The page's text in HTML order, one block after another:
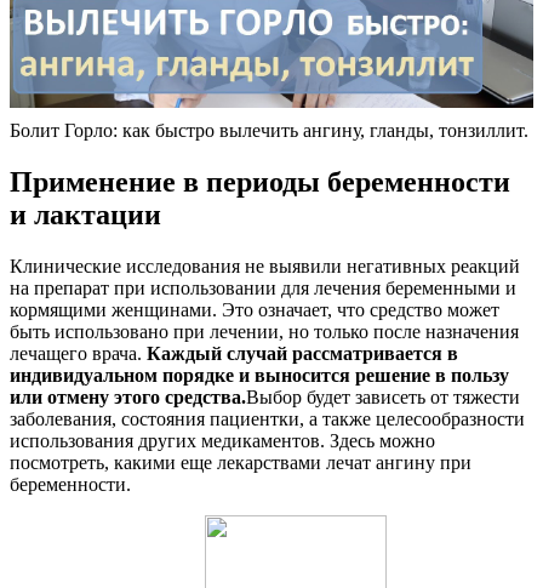
Болит Горло: как быстро вылечить ангину, гланды, тонзиллит.
Применение в периоды беременности
и лактации
Клинические исследования не выявили негативных реакций
на препарат при использовании для лечения беременными и
кормящими женщинами. Это означает, что средство может
быть использовано при лечении, но только после назначения
лечащего врача. Каждый случай рассматривается в
индивидуальном порядке и выносится решение в пользу
или отмену этого средства.Выбор будет зависеть от тяжести
заболевания, состояния пациентки, а также целесообразности
использования других медикаментов. Здесь можно
посмотреть, какими еще лекарствами лечат ангину при
беременности.